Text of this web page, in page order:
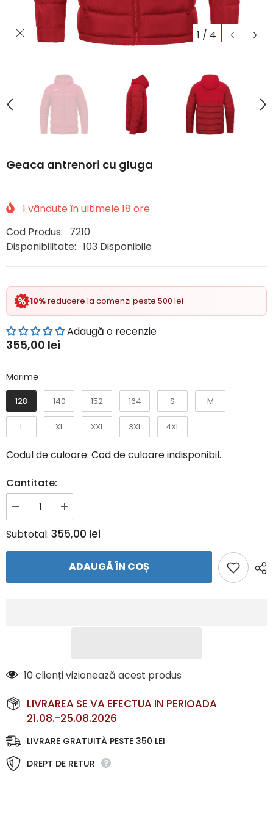
1 / 4
Geaca antrenori cu gluga
1 vândute în ultimele 18 ore
Cod Produs: 7210
Disponibilitate: 103 Disponibile
10%reducere la comenzi peste 500 lei
Adaugă o recenzie
355,00 lei
Marime
128 140 152 164 S M
L XL XXL 3XL 4XL
Codul de culoare: Cod de culoare indisponibil.
Cantitate:
Reduceți
cantitatea
pentru
Geaca
Creșteți
cantitatea
pentru
Geaca
gluga
Subtotal: 355,00 lei
ADAUGĂ ÎN COȘ
2 clienți vizionează acest produs
LIVRAREA SE VA EFECTUA IN PERIOADA
21.08.-25.08.2026
LIVRARE GRATUITĂ PESTE 350 LEI
DREPT DE RETUR